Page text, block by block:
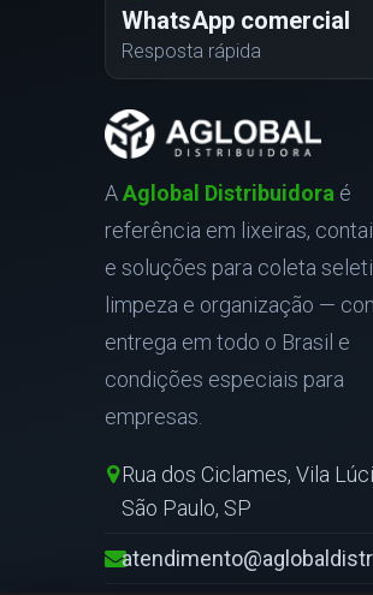
WhatsApp comercial
Resposta rápida
AAglobal Distribuidora é
referência em lixeiras,
e soluções para coleta
limpeza e organização —
entrega em todo o Brasil e
condições especiais para
empresas.
Rua dos Ciclames, Vila
São Paulo, SP